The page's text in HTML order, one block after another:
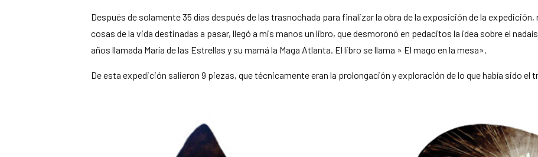
Después de solamente 35 días después de las trasnochada para finalizar la obra de la exposición de la
cosas de la vida destinadas a pasar, llegó a mis manos un libro, que desmoronó en pedacitos la idea sobre el
años llamada María de las Estrellas y su mamá la Maga Atlanta. El libro se llama » El mago en la mesa».
De esta expedición salieron 9 piezas, que técnicamente eran la prolongación y exploración de lo que había sido el